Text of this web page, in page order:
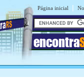
Página inicial |
encontra